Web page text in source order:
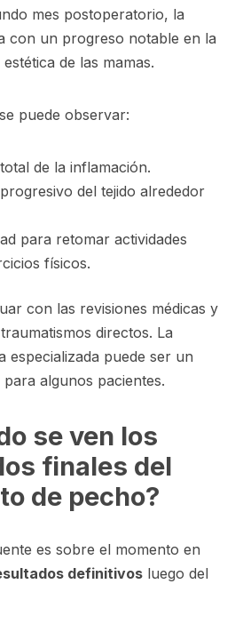
mes postoperatorio, la
con un progreso notable en la
de las mamas.
puede observar:
de la inflamación.
del tejido alrededor
para retomar actividades
físicos.
con las revisiones médicas y
directos. La
especializada puede ser un
algunos pacientes.
se ven los
finales del
de pecho?
es sobre el momento en
definitivos luego del